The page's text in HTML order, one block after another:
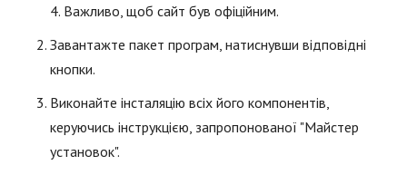
4. Важливо, щоб сайт був офіційним.
Завантажте пакет програм, натиснувши відповідні
кнопки.
Виконайте інсталяцію всіх його компонентів,
керуючись інструкцією, запропонованої "Майстер
установок".